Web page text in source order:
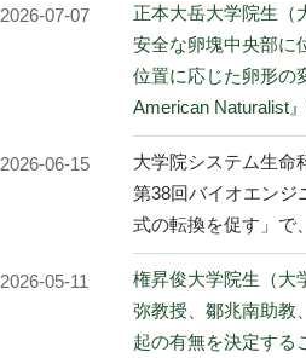
2026-07-07
正本大岳大学院生（
安全な卵塊中央部に
位置に応じた卵形の
American Naturalist
2026-06-15
大学院システム生命
第38回バイオエンジ
式の転換を促す」で
2026-05-11
権昇俊大学院生（大
弥教授、鄒兆南助教
起の有無を決定する